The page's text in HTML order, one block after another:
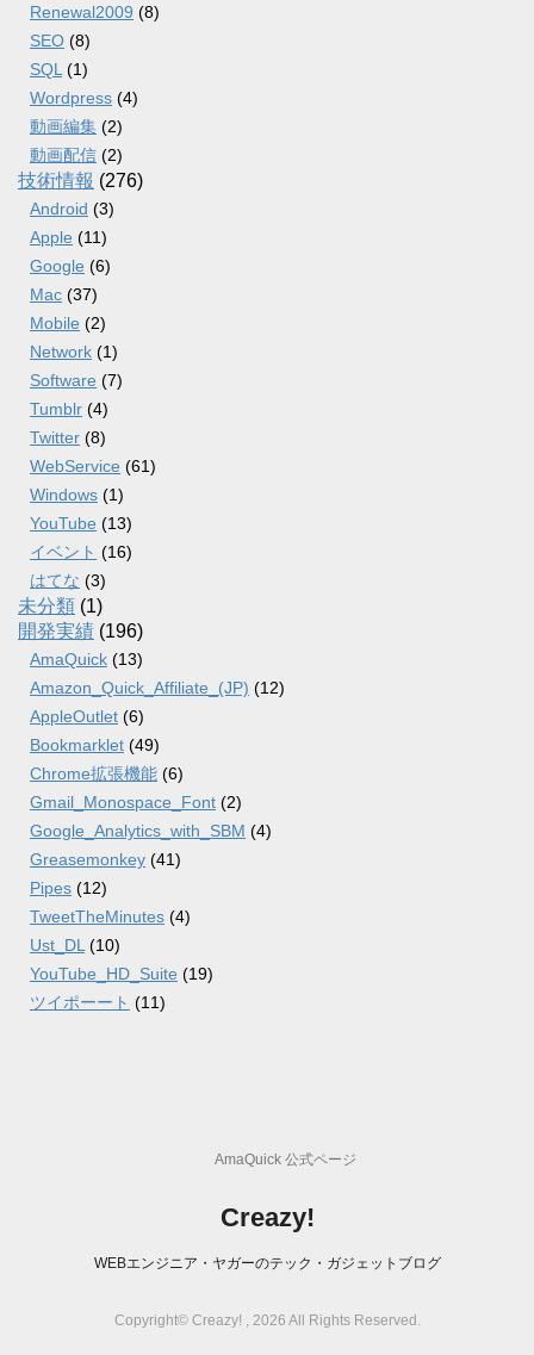
Renewal2009 (8)
SEO (8)
SQL (1)
Wordpress (4)
動画編集 (2)
動画配信 (2)
技術情報 (276)
Android (3)
Apple (11)
Google (6)
Mac (37)
Mobile (2)
Network (1)
Software (7)
Tumblr (4)
Twitter (8)
WebService (61)
Windows (1)
YouTube (13)
イベント (16)
はてな (3)
未分類 (1)
開発実績 (196)
AmaQuick (13)
Amazon_Quick_Affiliate_(JP) (12)
AppleOutlet (6)
Bookmarklet (49)
Chrome拡張機能 (6)
Gmail_Monospace_Font (2)
Google_Analytics_with_SBM (4)
Greasemonkey (41)
Pipes (12)
TweetTheMinutes (4)
Ust_DL (10)
YouTube_HD_Suite (19)
ツイポーート (11)
AmaQuick 公式ページ
Creazy!
WEBエンジニア・ヤガーのテック・ガジェットブログ
Copyright© Creazy! , 2026 All Rights Reserved.